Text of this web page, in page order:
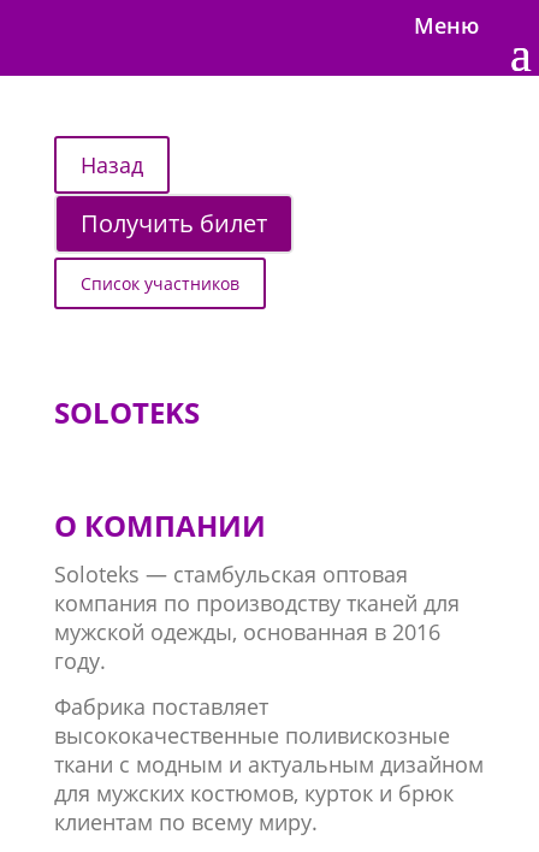
Меню
Получить билет
Список участников
SOLOTEKS
О КОМПАНИИ
Soloteks — стамбульская оптовая
компания по производству тканей для
мужской одежды, основанная в 2016
году.
Фабрика поставляет
высококачественные поливискозные
ткани с модным и актуальным дизайном
для мужских костюмов, курток и брюк
клиентам по всему миру.